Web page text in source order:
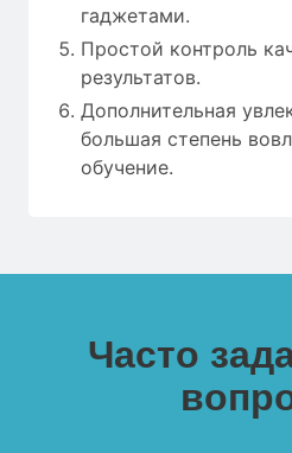
гаджетами.
Простой контроль
результатов.
Дополнительная
большая степень
обучение.
Часто